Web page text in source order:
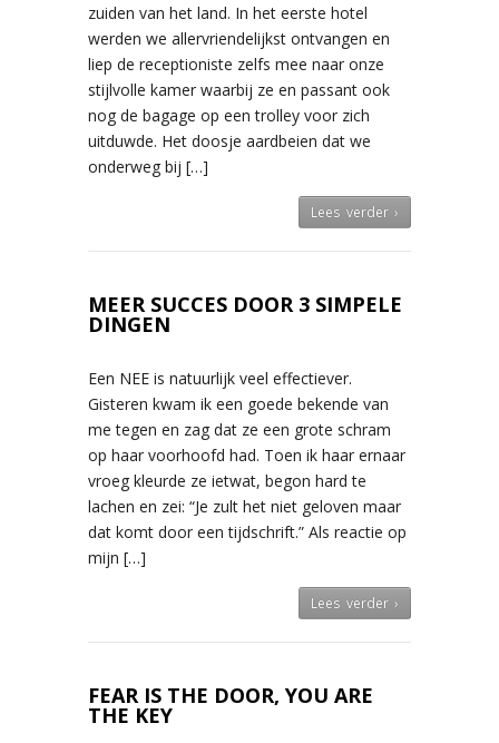
zuiden van het land. In het eerste hotel
werden we allervriendelijkst ontvangen en
liep de receptioniste zelfs mee naar onze
stijlvolle kamer waarbij ze en passant ook
nog de bagage op een trolley voor zich
uitduwde. Het doosje aardbeien dat we
onderweg bij […]
Lees verder ›
MEER SUCCES DOOR 3 SIMPELE
DINGEN
Een NEE is natuurlijk veel effectiever.
Gisteren kwam ik een goede bekende van
me tegen en zag dat ze een grote schram
op haar voorhoofd had. Toen ik haar ernaar
vroeg kleurde ze ietwat, begon hard te
lachen en zei: “Je zult het niet geloven maar
dat komt door een tijdschrift.” Als reactie op
mijn […]
Lees verder ›
FEAR IS THE DOOR, YOU ARE
THE KEY